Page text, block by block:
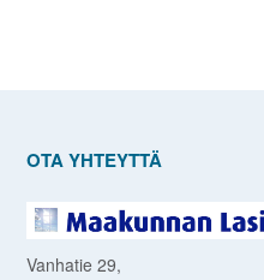
OTA YHTEYTTÄ
Vanhatie 29,